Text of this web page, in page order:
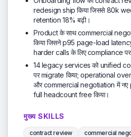
redesign ship किया जिससे 80k
retention 18% बढ़ी।
Product के साथ commercial
किया जिसने p95 page-load
harder calls के लिए compliance पर
14 legacy services को unified
पर migrate किया; operational
और commercial negotiation में नए
full headcount free किया।
मुख्य SKILLS
contract review
commercial